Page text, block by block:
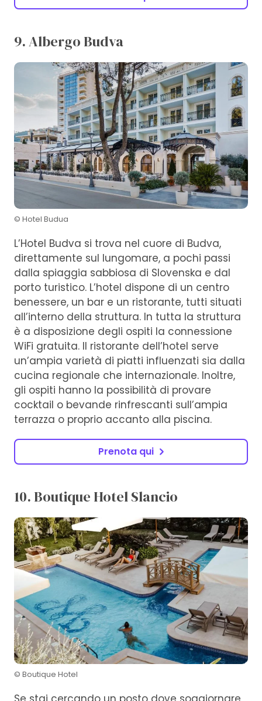
9. Albergo Budva
© Hotel Budua
L’Hotel Budva si trova nel cuore di Budva,
direttamente sul lungomare, a pochi passi
dalla spiaggia sabbiosa di Slovenska e dal
porto turistico. L’hotel dispone di un centro
benessere, un bar e un ristorante, tutti situati
all’interno della struttura. In tutta la struttura
è a disposizione degli ospiti la connessione
WiFi gratuita. Il ristorante dell’hotel serve
un’ampia varietà di piatti influenzati sia dalla
cucina regionale che internazionale. Inoltre,
gli ospiti hanno la possibilità di provare
cocktail o bevande rinfrescanti sull’ampia
terrazza o proprio accanto alla piscina.
Prenota qui
10. Boutique Hotel Slancio
© Boutique Hotel